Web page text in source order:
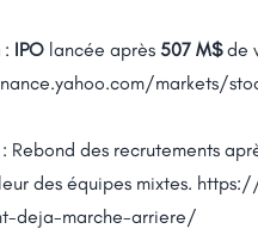
: IPO lancée après 507 M$de
markets/
: Rebond des recrutements
des équipes mixtes.
deja-marche-arriere/